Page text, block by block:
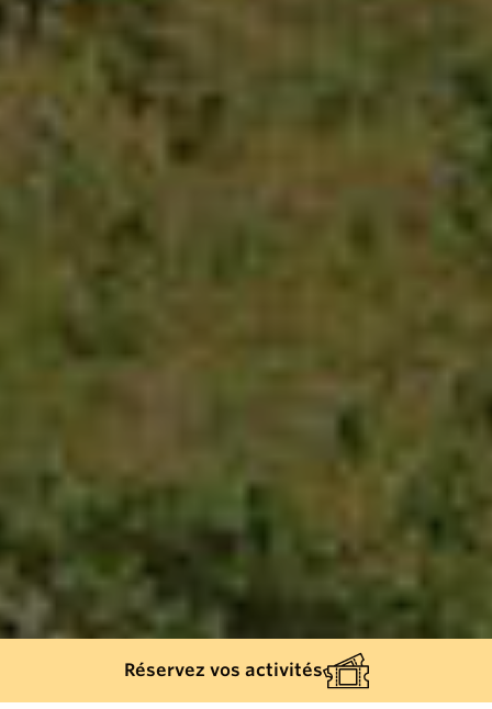
Réservez vos activités